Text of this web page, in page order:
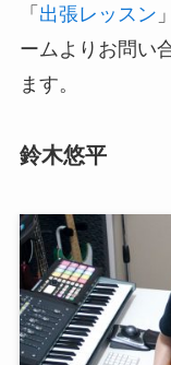
「 出張レッスン
ームよりお問い
ます。
鈴木悠平